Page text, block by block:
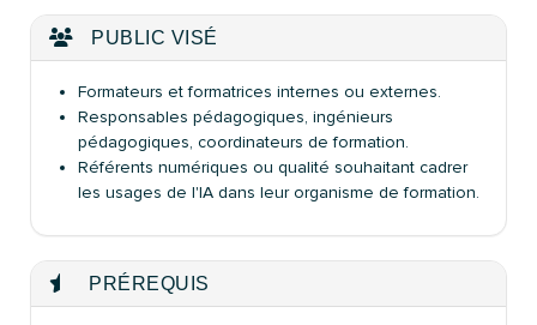
PUBLIC VISÉ
Formateurs et formatrices internes ou externes.
Responsables pédagogiques, ingénieurs
pédagogiques, coordinateurs de formation.
Référents numériques ou qualité souhaitant cadrer
les usages de l'IA dans leur organisme de formation.
PRÉREQUIS